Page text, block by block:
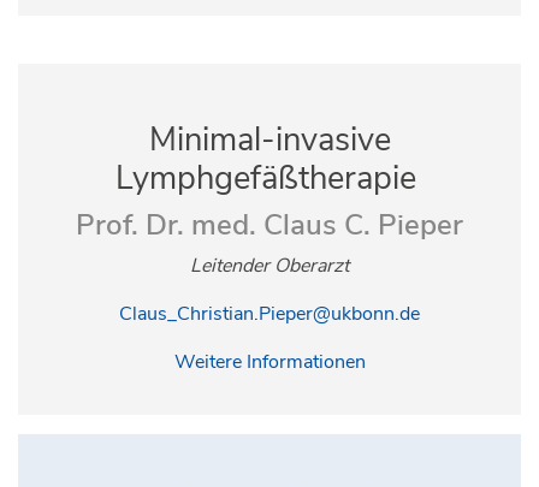
Minimal-invasive
Lymphgefäßtherapie
Prof. Dr. med. Claus C. Pieper
Leitender Oberarzt
Claus_Christian.Pieper@ukbonn.de
Weitere Informationen